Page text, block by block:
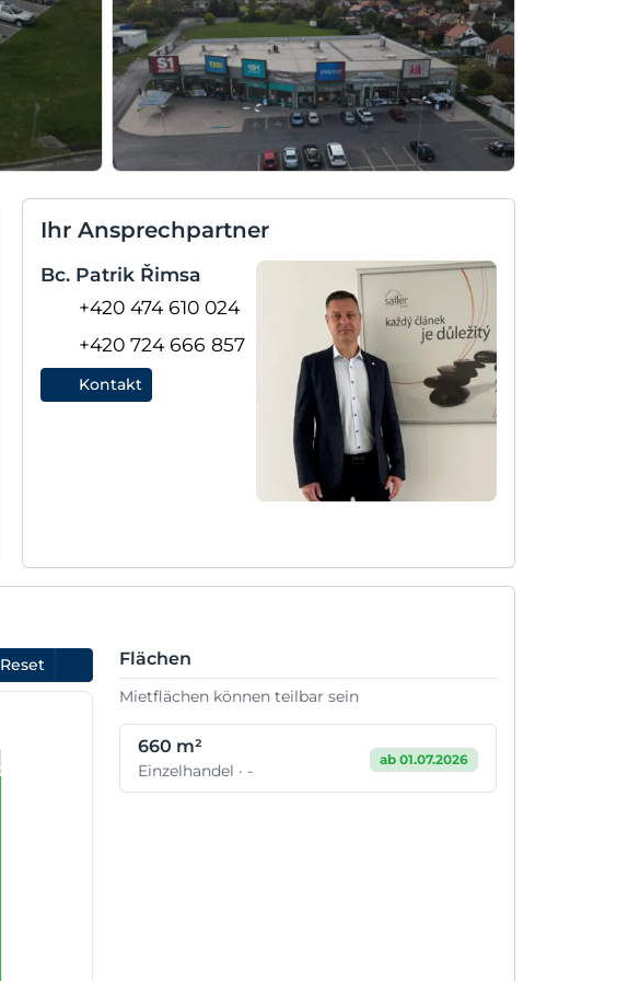
Ihr Ansprechpartner
Bc. Patrik Řimsa
+420 474 610 024
+420 724 666 857
Kontakt
Reset Flächen
Mietflächen können teilbar sein
660 m²
Einzelhandel · -
ab 01.07.2026